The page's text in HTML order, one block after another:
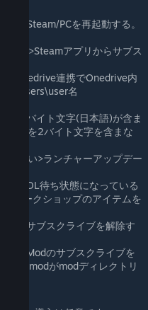
ム/Steam/PCを再起動する。
した>Steamアプリからサブス
がOnedrive連携でOnedrive内
C:\Users\user名
に2バイト文字(日本語)が含ま
リ名を2バイト文字を含まな
いない>ランチャーアップデー
ムがDL待ち状態になっている
、ワークショップのアイテムを
のサブスクライブを解除す
>本Modのサブスクライブを
がmodディレクトリ